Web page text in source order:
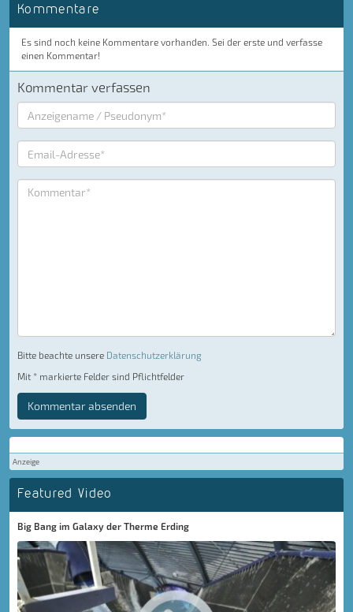
Kommentare
Es sind noch keine Kommentare vorhanden. Sei der erste und verfasse
einen Kommentar!
Kommentar verfassen
Bitte beachte unsere Datenschutzerklärung
Mit * markierte Felder sind Pflichtfelder
Kommentar absenden
Anzeige
Featured Video
Big Bang im Galaxy der Therme Erding